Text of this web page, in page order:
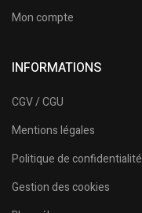
Mon compte
INFORMATIONS
CGV / CGU
Mentions légales
Politique de confidentialité
Gestion des cookies